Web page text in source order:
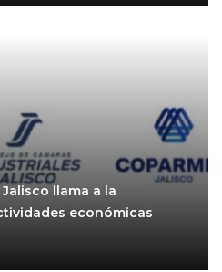
llama a la
económicas